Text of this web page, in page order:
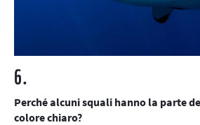
6.
Perché alcuni squali hanno la parte
colore chiaro?